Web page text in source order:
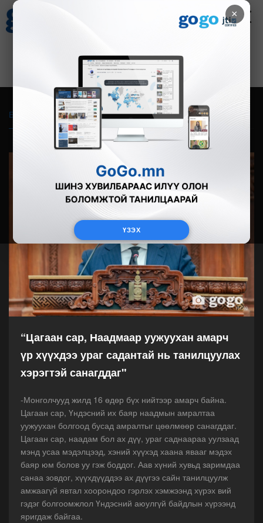
×
ҮЗЭХ
Зурхай
8.09
Бүгд Фото Видео Зурган өгүүлэмж
“Цагаан сар, Наадмаар уужуухан амарч
үр хүүхдээ ураг садантай нь танилцуулах
хэрэгтэй санагддаг"
-Монголчууд жилд 16 өдөр бүх нийтээр амарч байна.
Цагаан сар, Үндэсний их баяр наадмын амралтаа
уужуухан болгоод бусад амралтыг цөөлмөөр санагддаг.
Цагаан сар, наадам бол ах дүү, ураг саднаараа уулзаад
мэнд усаа мэдэлцээд, хэний хүүхэд хаана явааг мэдэх
баяр юм болов уу гэж боддог. Аав хүний хувьд заримдаа
санаа зовдог, хүүхдүүддээ ах дүүгээ сайн танилцуулж
амжаагүй явтал хоорондоо гэрлэх хэмжээнд хүрэх вий
гэдэг болгоомжлол Үндэсний аюулгүй байдлын хүрээнд
яригдаж байгаа.